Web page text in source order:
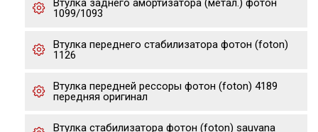
Втулка заднего амортизатора (метал.) фотон
1099/1093
Втулка переднего стабилизатора фотон (foton)
1126
Втулка передней рессоры фотон (foton) 4189
передняя оригинал
Втулка стабилизатора фотон (foton) sauvana